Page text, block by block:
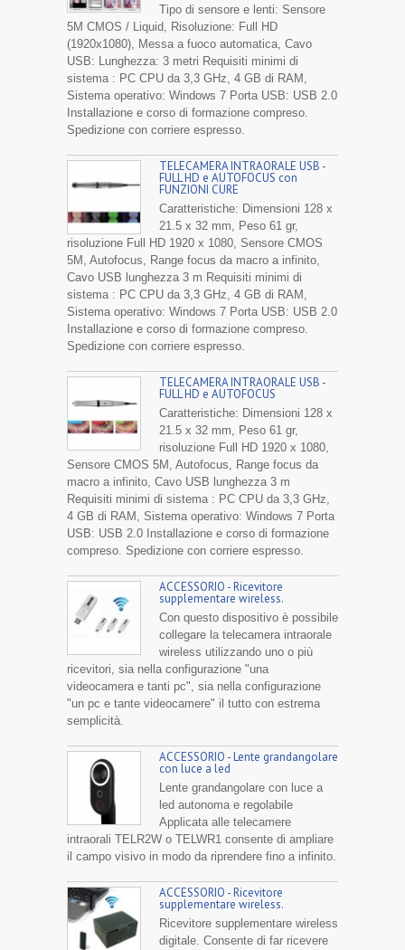
Tipo di sensore e lenti: Sensore
5M CMOS / Liquid, Risoluzione: Full HD
(1920x1080), Messa a fuoco automatica, Cavo
USB: Lunghezza: 3 metri Requisiti minimi di
sistema : PC CPU da 3,3 GHz, 4 GB di RAM,
Sistema operativo: Windows 7 Porta USB: USB 2.0
Installazione e corso di formazione compreso.
Spedizione con corriere espresso.
TELECAMERA INTRAORALE USB -
FULL HD e AUTOFOCUS con
FUNZIONI CURE
Caratteristiche: Dimensioni 128 x
21.5 x 32 mm, Peso 61 gr,
risoluzione Full HD 1920 x 1080, Sensore CMOS
5M, Autofocus, Range focus da macro a infinito,
Cavo USB lunghezza 3 m Requisiti minimi di
sistema : PC CPU da 3,3 GHz, 4 GB di RAM,
Sistema operativo: Windows 7 Porta USB: USB 2.0
Installazione e corso di formazione compreso.
Spedizione con corriere espresso.
TELECAMERA INTRAORALE USB -
FULL HD e AUTOFOCUS
Caratteristiche: Dimensioni 128 x
21.5 x 32 mm, Peso 61 gr,
risoluzione Full HD 1920 x 1080,
Sensore CMOS 5M, Autofocus, Range focus da
macro a infinito, Cavo USB lunghezza 3 m
Requisiti minimi di sistema : PC CPU da 3,3 GHz,
4 GB di RAM, Sistema operativo: Windows 7 Porta
USB: USB 2.0 Installazione e corso di formazione
compreso. Spedizione con corriere espresso.
ACCESSORIO - Ricevitore
supplementare wireless.
Con questo dispositivo è possibile
collegare la telecamera intraorale
wireless utilizzando uno o più
ricevitori, sia nella configurazione "una
videocamera e tanti pc", sia nella configurazione
"un pc e tante videocamere" il tutto con estrema
semplicità.
ACCESSORIO - Lente grandangolare
con luce a led
Lente grandangolare con luce a
led autonoma e regolabile
Applicata alle telecamere
intraorali TELR2W o TELWR1 consente di ampliare
il campo visivo in modo da riprendere fino a infinito.
ACCESSORIO - Ricevitore
supplementare wireless.
Ricevitore supplementare wireless
digitale. Consente di far ricevere